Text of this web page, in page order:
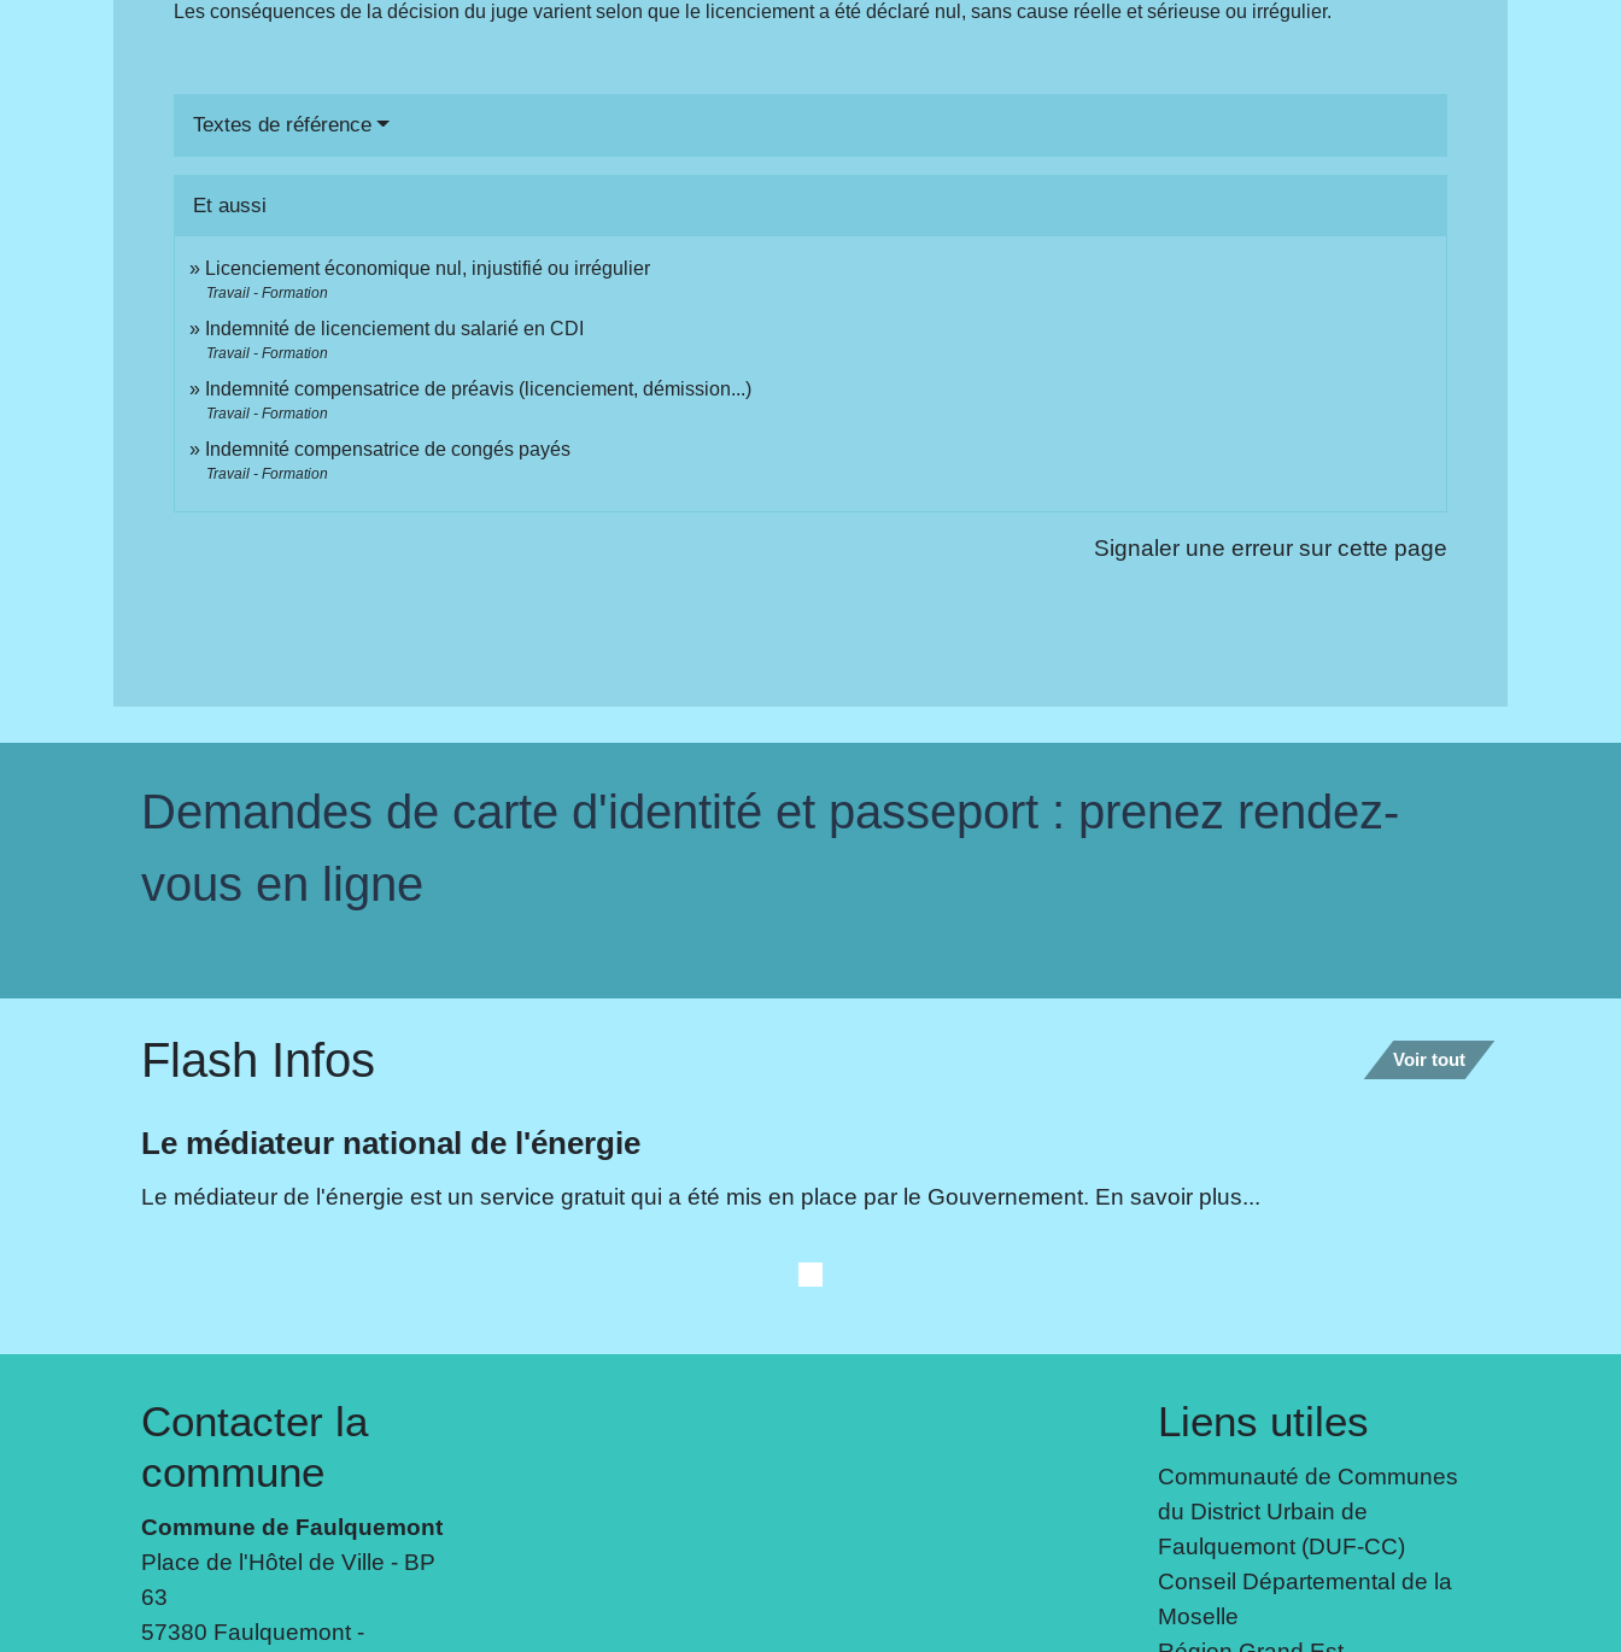
Les conséquences de la décision du juge varient selon que le licenciement a été déclaré nul, sans cause réelle et sérieuse ou irrégulier.
Textes de référence
Et aussi
Licenciement économique nul, injustifié ou irrégulier
Travail - Formation
Indemnité de licenciement du salarié en CDI
Travail - Formation
Indemnité compensatrice de préavis (licenciement, démission...)
Travail - Formation
Indemnité compensatrice de congés payés
Travail - Formation
Signaler une erreur sur cette page
Demandes de carte d'identité et passeport : prenez rendez-
vous en ligne
Flash Infos Voir tout
Le médiateur national de l'énergie
Le médiateur de l'énergie est un service gratuit qui a été mis en place par le Gouvernement. En savoir plus...
Contacter la
commune
Commune de Faulquemont
Place de l'Hôtel de Ville - BP
63
57380 Faulquemont -
Liens utiles
Communauté de Communes
du District Urbain de
Faulquemont (DUF-CC)
Conseil Départemental de la
Moselle